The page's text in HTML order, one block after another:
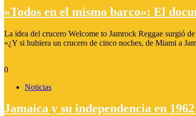
«Todos en el mismo barco»: El
La idea del crucero Welcome to Jamrock Reggae surgió
«¿Y si hubiera un crucero de cinco noches, de Miami a
0
Noticias
Jamaica y su independencia en